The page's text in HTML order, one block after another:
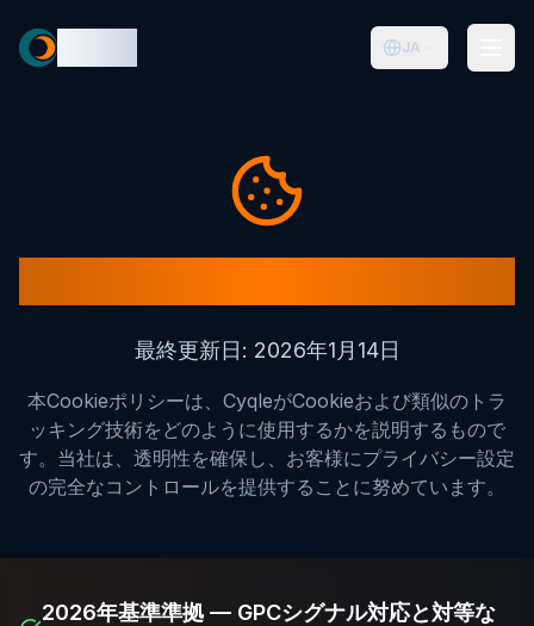
JA
最終更新日: 2026年1月14日
本Cookieポリシーは、CyqleがCookieおよび類似のトラ
ッキング技術をどのように使用するかを説明するもので
す。当社は、透明性を確保し、お客様にプライバシー設定
の完全なコントロールを提供することに努めています。
2026年基準準拠 — GPCシグナル対応と対等な